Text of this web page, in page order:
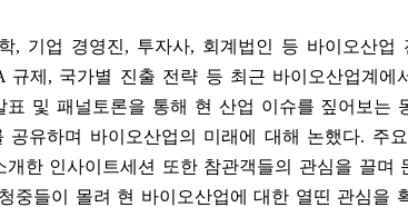
, 기업 경영진, 투자사, 회계법인 등 바이오산업
규제 , 국가별 진출 전략 등 최근 바이오산업계에
표 및 패널토론을 통해 현 산업 이슈를 짚어보는
공유하며 바이오산업의 미래에 대해 논했다. 주
한 인사이트세션 또한 참관객들의 관심을 끌며
중들이 몰려 현 바이오산업에 대한 열띤 관심을